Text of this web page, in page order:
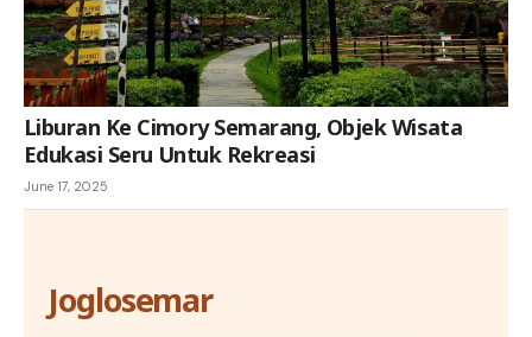
Liburan Ke Cimory Semarang, Objek Wisata
Edukasi Seru Untuk Rekreasi
June 17, 2025
Joglosemar